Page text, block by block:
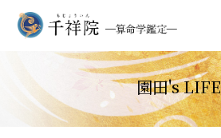
園田's LIFE